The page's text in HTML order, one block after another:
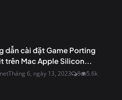
dẫn cài đặt Game Porting
trên Mac Apple Silicon...
Tháng 6, ngày 13, 2023 8 5.6k